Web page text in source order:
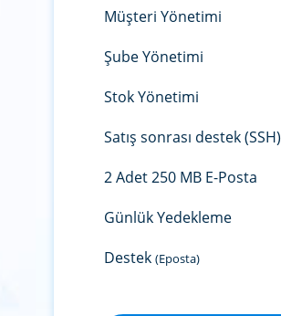
Müşteri Yönetimi
Şube Yönetimi
Stok Yönetimi
Satış sonrası destek (SSH)
2 Adet 250 MB E-Posta
Günlük Yedekleme
Destek (Eposta)